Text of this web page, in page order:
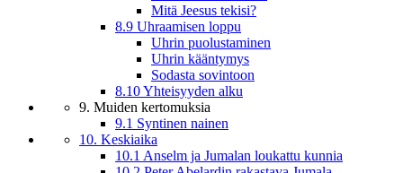
Mitä Jeesus tekisi?
8.9 Uhraamisen loppu
Uhrin puolustaminen
Uhrin kääntymys
Sodasta sovintoon
8.10 Yhteisyyden alku
9. Muiden kertomuksia
9.1 Syntinen nainen
10. Keskiaika
10.1 Anselm ja Jumalan loukattu kunnia